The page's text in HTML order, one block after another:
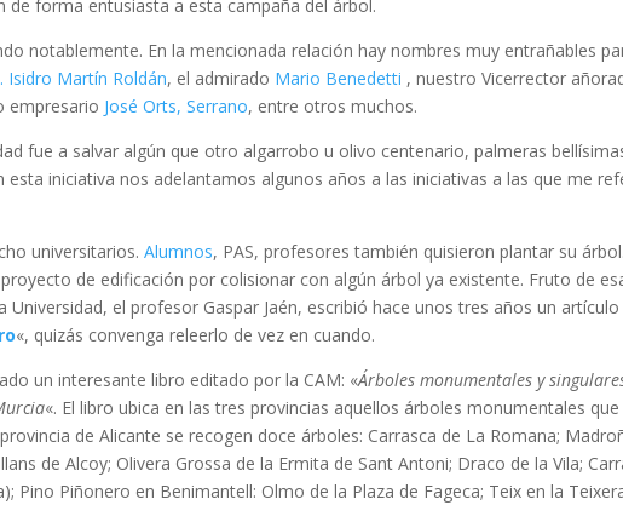
de forma entusiasta a esta campaña del árbol.
notablemente. En la mencionada relación hay nombres muy entrañables
Isidro Martín Roldán, el admirado Mario Benedetti , nuestro Vicerrector
empresario José Orts, Serrano, entre otros muchos.
fue a salvar algún que otro algarrobo u olivo centenario, palmeras
esta iniciativa nos adelantamos algunos años a las iniciativas a las que me
universitarios.Alumnos, PAS, profesores también quisieron plantar su
de edificación por colisionar con algún árbol ya existente. Fruto de
Universidad, el profesor Gaspar Jaén, escribió hace unos tres años un
«, quizás convenga releerlo de vez en cuando.
un interesante libro editado por la CAM: «Árboles monumentales y
«. El libro ubica en las tres provincias aquellos árboles monumentales
de Alicante se recogen doce árboles: Carrasca de La Romana;
de Alcoy; Olivera Grossa de la Ermita de Sant Antoni; Draco de la Vila;
Pino Piñonero en Benimantell: Olmo de la Plaza de Fageca; Teix en la